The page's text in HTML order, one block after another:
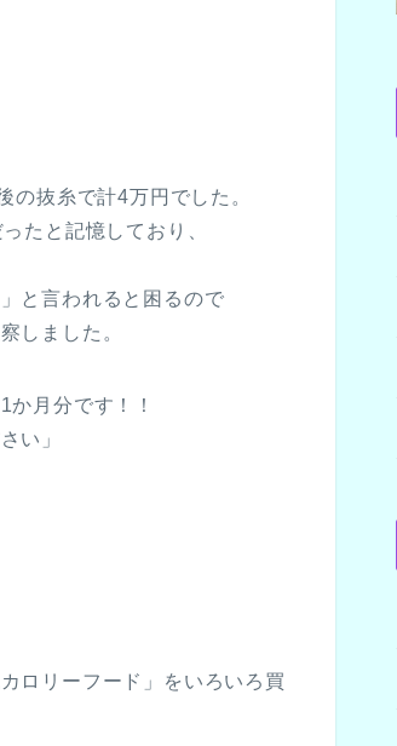
抜糸で計4万円でした。
たと記憶しており、
と言われると困るので
しました。
月分です！！
い」
ロリーフード」をいろいろ買